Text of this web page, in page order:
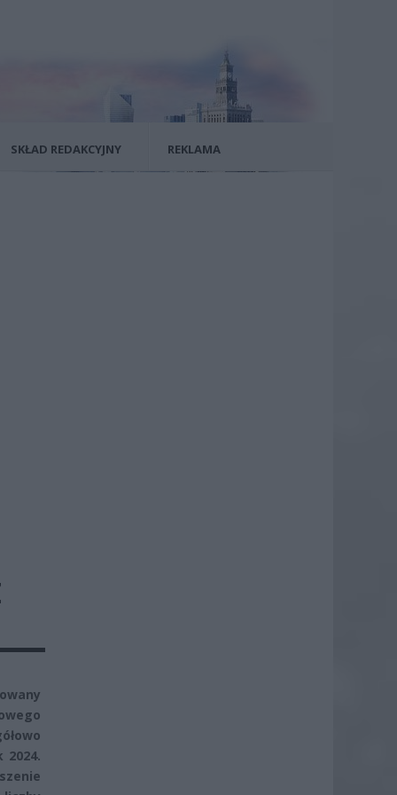
SKŁAD REDAKCYJNY REKLAMA